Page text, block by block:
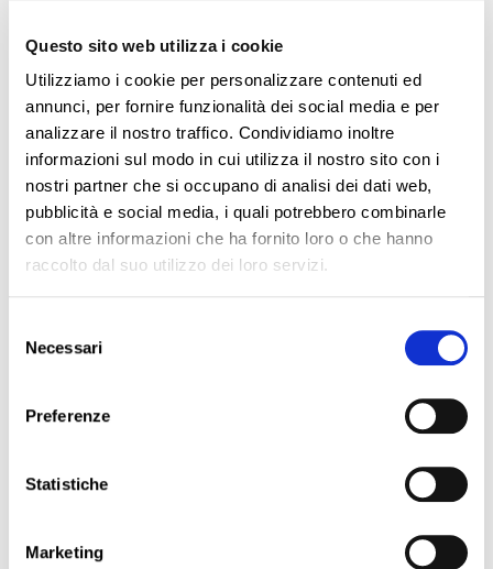
Questo sito web utilizza i cookie
Utilizziamo i cookie per personalizzare contenuti ed
annunci, per fornire funzionalità dei social media e per
analizzare il nostro traffico. Condividiamo inoltre
informazioni sul modo in cui utilizza il nostro sito con i
nostri partner che si occupano di analisi dei dati web,
pubblicità e social media, i quali potrebbero combinarle
con altre informazioni che ha fornito loro o che hanno
raccolto dal suo utilizzo dei loro servizi.
delNecessari
Preferenze
Statistiche
Marketing
Le strutture ricettive italiane trattano tutte, chi
più, chi meno, dati personali di ospiti
provenienti da svariati paesi dell’Unione
Europea (anche extra-europei, ma per quanto
qui interessa, rilevano solo quelli dell’Unione
Europea).
Tale trattamento pare proprio essere, a tutti gli
effetti, un trattamento transfrontaliero.
Una delle possibili conseguenze è che
essere l’autorità italiana (quella che oggi
chiamiamo il “Garante privacy” e dopo il 25
di controllo”).
francesi, potrebbe pervenirci l’ispezione
direttamente da parte dell’autorità di controllo
Diventa, quindi, molto importante, anche, ma